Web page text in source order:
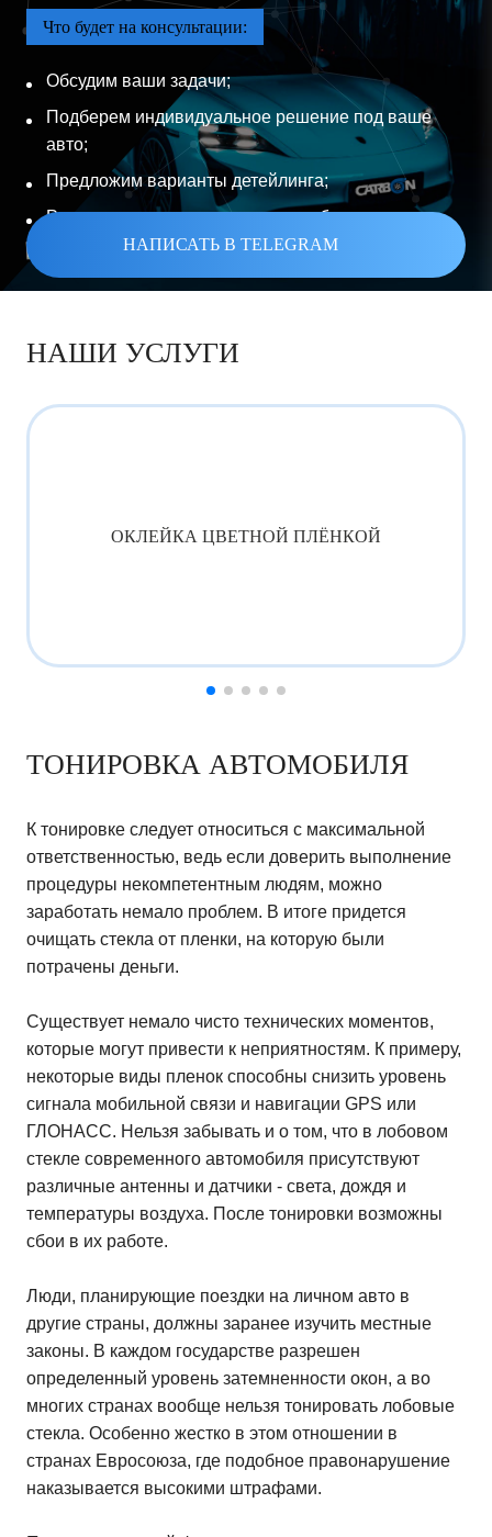
Что будет на консультации:
Обсудим ваши задачи;
Подберем индивидуальное решение под ваше
авто;
Предложим варианты детейлинга;
Рассчитаем стоимость и сроки работы.
НАПИСАТЬ В TELEGRAM
НАШИ УСЛУГИ
ОКЛЕЙКА ЦВЕТНОЙ ПЛЁНКОЙ
ТОНИРОВКА АВТОМОБИЛЯ
К тонировке следует относиться с максимальной
ответственностью, ведь если доверить выполнение
процедуры некомпетентным людям, можно
заработать немало проблем. В итоге придется
очищать стекла от пленки, на которую были
потрачены деньги.
Существует немало чисто технических моментов,
которые могут привести к неприятностям. К примеру,
некоторые виды пленок способны снизить уровень
сигнала мобильной связи и навигации GPS или
ГЛОНАСС. Нельзя забывать и о том, что в лобовом
стекле современного автомобиля присутствуют
различные антенны и датчики - света, дождя и
температуры воздуха. После тонировки возможны
сбои в их работе.
Люди, планирующие поездки на личном авто в
другие страны, должны заранее изучить местные
законы. В каждом государстве разрешен
определенный уровень затемненности окон, а во
многих странах вообще нельзя тонировать лобовые
стекла. Особенно жестко в этом отношении в
странах Евросоюза, где подобное правонарушение
наказывается высокими штрафами.